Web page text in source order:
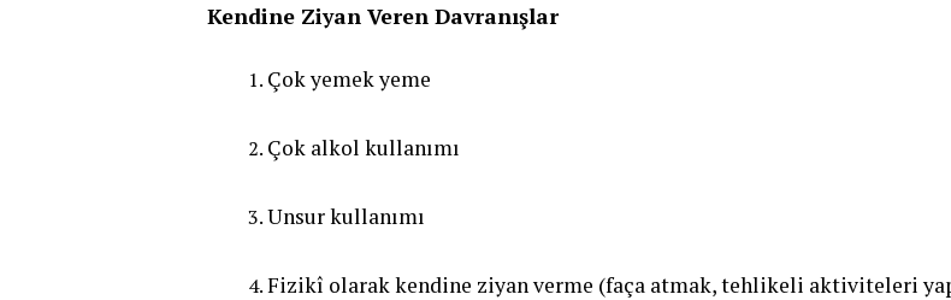
Kendine Ziyan Veren Davranışlar
Çok yemek yeme
Çok alkol kullanımı
Unsur kullanımı
Fizikî olarak kendine ziyan verme (faça atmak, tehlikeli aktiviteleri